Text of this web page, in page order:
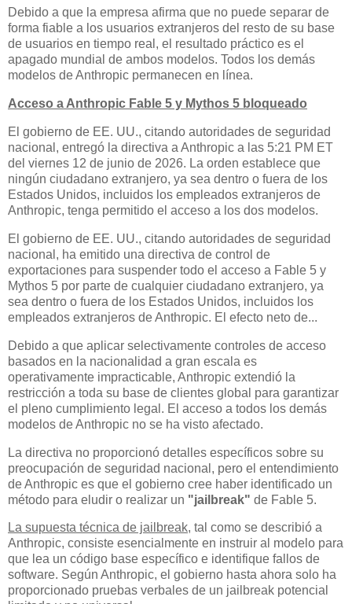
Debido a que la empresa afirma que no puede separar de
forma fiable a los usuarios extranjeros del resto de su base
de usuarios en tiempo real, el resultado práctico es el
apagado mundial de ambos modelos. Todos los demás
modelos de Anthropic permanecen en línea.
Acceso a Anthropic Fable 5 y Mythos 5 bloqueado
El gobierno de EE. UU., citando autoridades de seguridad
nacional, entregó la directiva a Anthropic a las 5:21 PM ET
del viernes 12 de junio de 2026. La orden establece que
ningún ciudadano extranjero, ya sea dentro o fuera de los
Estados Unidos, incluidos los empleados extranjeros de
Anthropic, tenga permitido el acceso a los dos modelos.
El gobierno de EE. UU., citando autoridades de seguridad
nacional, ha emitido una directiva de control de
exportaciones para suspender todo el acceso a Fable 5 y
Mythos 5 por parte de cualquier ciudadano extranjero, ya
sea dentro o fuera de los Estados Unidos, incluidos los
empleados extranjeros de Anthropic. El efecto neto de...
Debido a que aplicar selectivamente controles de acceso
basados en la nacionalidad a gran escala es
operativamente impracticable, Anthropic extendió la
restricción a toda su base de clientes global para garantizar
el pleno cumplimiento legal. El acceso a todos los demás
modelos de Anthropic no se ha visto afectado.
La directiva no proporcionó detalles específicos sobre su
preocupación de seguridad nacional, pero el entendimiento
de Anthropic es que el gobierno cree haber identificado un
método para eludir o realizar un "jailbreak" de Fable 5.
La supuesta técnica de jailbreak, tal como se describió a
Anthropic, consiste esencialmente en instruir al modelo para
que lea un código base específico e identifique fallos de
software. Según Anthropic, el gobierno hasta ahora solo ha
proporcionado pruebas verbales de un jailbreak potencial